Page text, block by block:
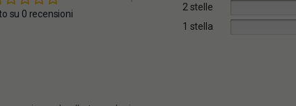
su 0 recensioni
2 stelle
1 stella